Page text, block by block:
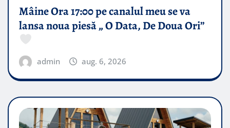
Mâine Ora 17:00 pe canalul meu se va
lansa noua piesă „ O Data, De Doua Ori”
admin aug. 6, 2026